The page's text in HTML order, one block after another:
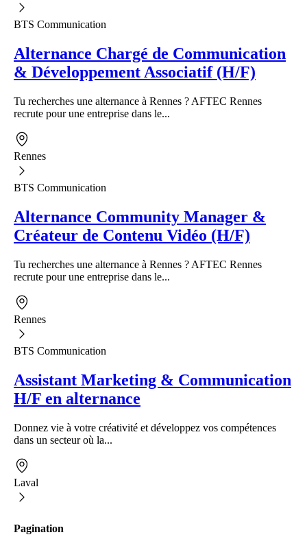
BTS Communication
Alternance Chargé de Communication
& Développement Associatif (H/F)
Tu recherches une alternance à Rennes ? AFTEC Rennes
recrute pour une entreprise dans le...
Rennes
BTS Communication
Alternance Community Manager &
Créateur de Contenu Vidéo (H/F)
Tu recherches une alternance à Rennes ? AFTEC Rennes
recrute pour une entreprise dans le...
Rennes
BTS Communication
Assistant Marketing & Communication
H/F en alternance
Donnez vie à votre créativité et développez vos compétences
dans un secteur où la...
Laval
Pagination